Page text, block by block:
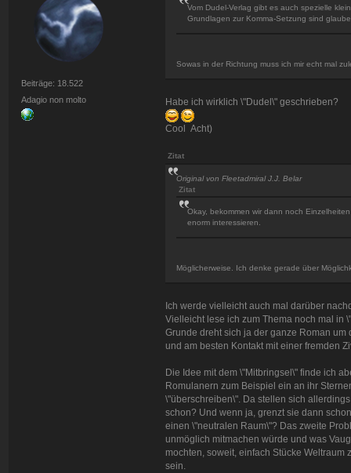
Beiträge: 18.522
Adagio non molto
Vom Dudel-Verlag gibt es auch spezielle
Grundlagen zur Komma-Setzung sind
Sowas in der Richtung muss ich mir echt mal
Habe ich wirklich \"Dudel\" geschrieben?
Cool Acht)
Zitat
Original von Fleetadmiral J.J. Belar
Zitat
Okay, bekommen wir dann noch
enorm interessieren.
Möglicherweise. Ich denke gerade über
Ich werde vielleicht auch mal darüber
Vielleicht lese ich zum Thema noch mal in
Grunde dreht sich ja der ganze Roman
und am besten Kontakt mit einer fremden
Die Idee mit dem \"Mitbringsel\" finde ich
Romulanern zum Beispiel ein an ihr
\"überschreiben\". Da stellen sich
schon? Und wenn ja, grenzt sie dann
einen \"neutralen Raum\"? Das zweite
unmöglich mitmachen würde und was
mochten, soweit, einfach Stücke
sein.